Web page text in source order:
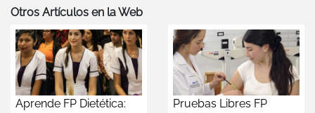
Otros Artículos en la Web
Aprende FP Dietética:
Pruebas Libres FP